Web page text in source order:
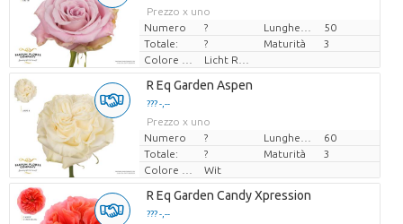
Prezzo x uno
Numero
?
50
Totale:
? Maturità
3
R Eq Garden Aspen
??? -,--
Prezzo x uno
Numero
?
60
Totale:
? Maturità
3
Wit
R Eq Garden Candy Xpression
??? -,--